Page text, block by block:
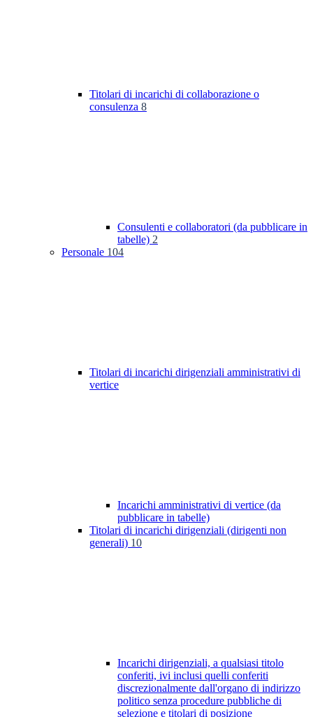
Titolari di incarichi di collaborazione o
consulenza 8
Consulenti e collaboratori (da pubblicare in
tabelle) 2
Personale 104
Titolari di incarichi dirigenziali amministrativi di
vertice
Incarichi amministrativi di vertice (da
pubblicare in tabelle)
Titolari di incarichi dirigenziali (dirigenti non
generali) 10
Incarichi dirigenziali, a qualsiasi titolo
conferiti, ivi inclusi quelli conferiti
discrezionalmente dall'organo di indirizzo
politico senza procedure pubbliche di
selezione e titolari di posizione